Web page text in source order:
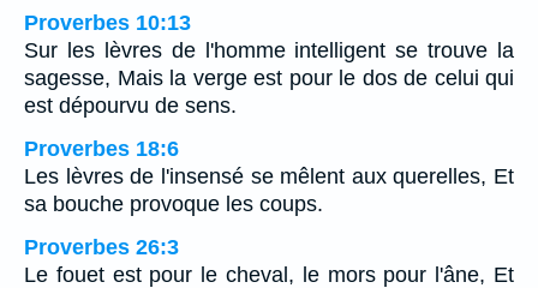
Proverbes 10:13
Sur les lèvres de l'homme intelligent se trouve la
sagesse, Mais la verge est pour le dos de celui qui
est dépourvu de sens.
Proverbes 18:6
Les lèvres de l'insensé se mêlent aux querelles, Et
sa bouche provoque les coups.
Proverbes 26:3
Le fouet est pour le cheval, le mors pour l'âne, Et